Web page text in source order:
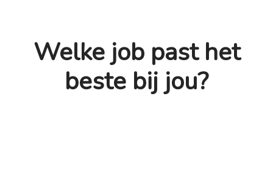
Welke job past het
beste bij jou?